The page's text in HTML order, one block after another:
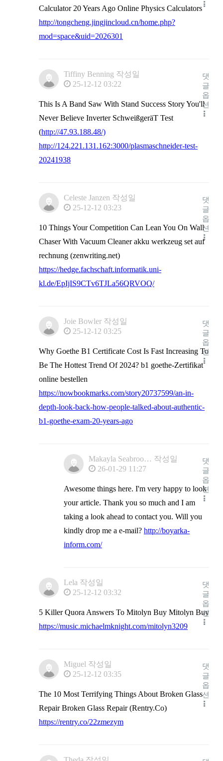
Calculator 20 Years Ago Online Physics Calculators
http://tongcheng.jingjincloud.cn/home.php?
mod=space&uid=2026301
Tiffiny Benning 작성일
25-12-12 03:22
This Is A Band Saw With Stand Success Story You'll
Never Believe Inverter SchweißgeräT Test
(http://47.93.188.48/)
http://124.221.131.162:3000/plasmaschneider-test-
20241938
댓
글
옵
션
Celeste Janzen 작성일
25-12-12 03:23
10 Things Your Competition Can Lean You On Wall
Chaser With Vacuum Cleaner akku werkzeug set auf
rechnung (zenwriting.net)
https://hedge.fachschaft.informatik.uni-
kl.de/EpIjIS9CTv6TJLa56QRVOQ/
댓
글
옵
션
Joie Bowler 작성일
25-12-12 03:25
Why Goethe B1 Certificate Cost Is Fast Increasing To
Be The Hottest Trend Of 2024? b1 goethe-Zertifikat
online bestellen
https://nowbookmarks.com/story20737599/an-in-
depth-look-back-how-people-talked-about-authentic-
b1-goethe-exam-20-years-ago
댓
글
옵
션
Makayla Seabroo… 작성일
26-01-29 11:27
Awesome things here. I'm very happy to look
your article. Thank you so much and I am
taking a look ahead to contact you. Will you
kindly drop me a e-mail? http://boyarka-
inform.com/
댓
글
옵
션
Lela 작성일
25-12-12 03:32
5 Killer Quora Answers To Mitolyn Buy Mitolyn Buy
https://music.michaelmknight.com/mitolyn3209
댓
글
옵
션
Miguel 작성일
25-12-12 03:35
The 10 Most Terrifying Things About Broken Glass
Repair Broken Glass Repair (Rentry.Co)
https://rentry.co/22zmezym
댓
글
옵
션